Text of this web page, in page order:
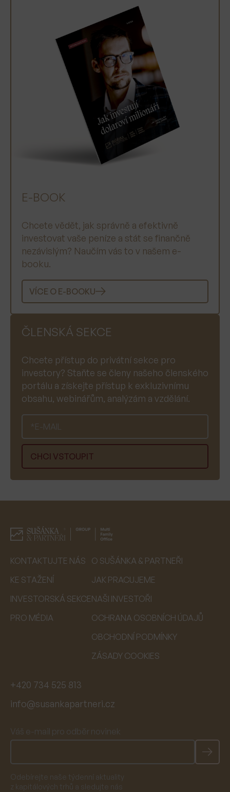
E-BOOK
Chcete vědět, jak správně a efektivně
investovat vaše peníze a stát se finančně
nezávislým? Naučím vás to v našem e-
booku.
VÍCE O E-BOOKU
ČLENSKÁ SEKCE
Chcete přístup do privátní sekce pro
investory? Staňte se členy našeho členského
portálu a získejte přístup k exkluzivnímu
obsahu, webinářům, analýzám a vzdělání.
KONTAKTUJTE NÁS
KE STAŽENÍ
INVESTORSKÁ SEKCE
PRO MÉDIA
O SUŠÁNKA & PARTNEŘI
JAK PRACUJEME
NAŠI INVESTOŘI
OCHRANA OSOBNÍCH ÚDAJŮ
OBCHODNÍ PODMÍNKY
ZÁSADY COOKIES
+420 734 525 813
info@susankapartneri.cz
Váš e-mail pro odběr novinek
Odebírejte naše týdenní aktuality
z kapitálových trhů a sledujte nás